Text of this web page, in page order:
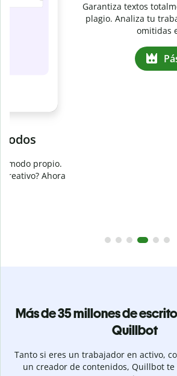
Garantiza textos totalmente originales
plagio. Analiza tu trabajo en
Más de 35 millones de
Quillbot
Tanto si eres un trabajador en activo,
un creador de contenidos, Quillbot